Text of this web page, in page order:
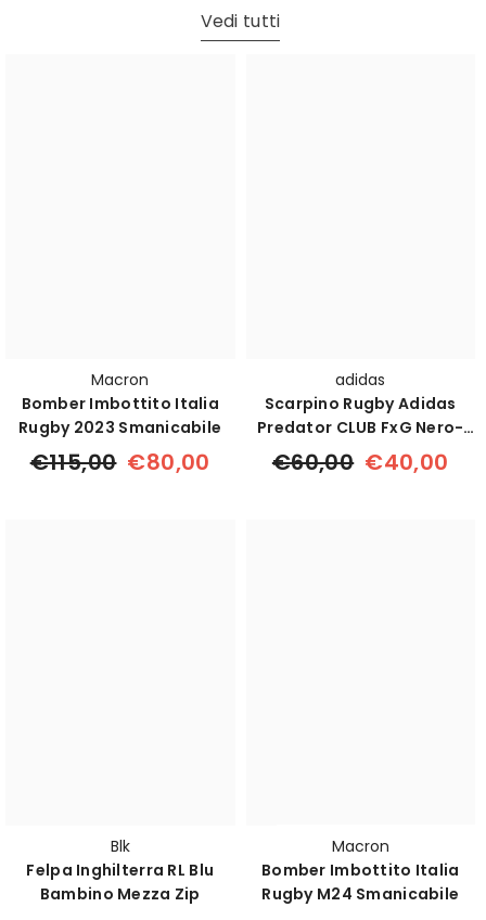
Vedi tutti
Macron
Bomber Imbottito Italia
Rugby 2023 Smanicabile
€115,00 €80,00
adidas
Scarpino Rugby Adidas
Predator CLUB FxG Nero-
Rosso
€60,00 €40,00
Blk
Felpa Inghilterra RL Blu
Bambino Mezza Zip
Macron
Bomber Imbottito Italia
Rugby M24 Smanicabile